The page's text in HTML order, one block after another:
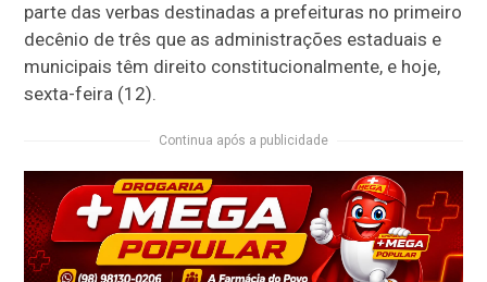
parte das verbas destinadas a prefeituras no primeiro
decênio de três que as administrações estaduais e
municipais têm direito constitucionalmente, e hoje,
sexta-feira (12).
Continua após a publicidade